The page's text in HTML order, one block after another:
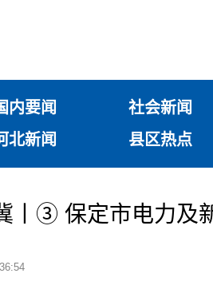
内要闻 社会新闻
北新闻 县区热点
丨③ 保定市电力及